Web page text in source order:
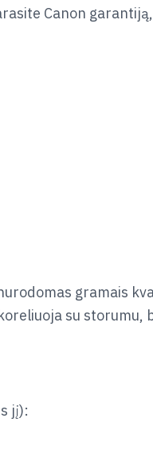
Canon
gramais
su storumu,
jį):